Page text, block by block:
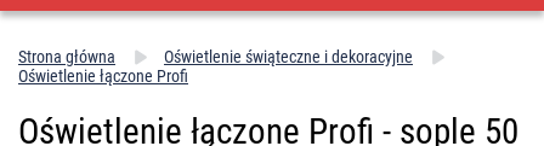
Strona główna
Oświetlenie świąteczne i dekoracyjne
Oświetlenie łączone Profi
Oświetlenie łączone Profi - sople 50